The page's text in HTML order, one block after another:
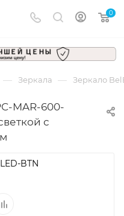
0
— Зеркала — Зеркало
MAR-600-
с
BTN